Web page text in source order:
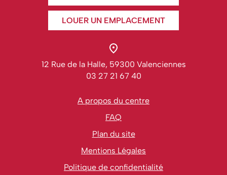
LOUER UN EMPLACEMENT
12 Rue de la Halle, 59300 Valenciennes
03 27 21 67 40
A propos du centre
FAQ
Plan du site
Mentions Légales
Politique de confidentialité